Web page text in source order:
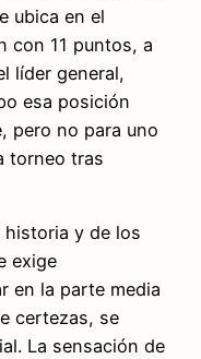
ubica en el
con 11 puntos, a
líder general,
esa posición
pero no para uno
torneo tras
historia y de los
exige
en la parte media
certezas, se
La sensación de